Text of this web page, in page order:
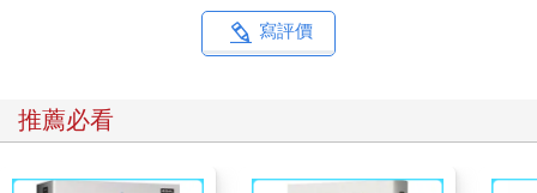
寫評價
推薦必看